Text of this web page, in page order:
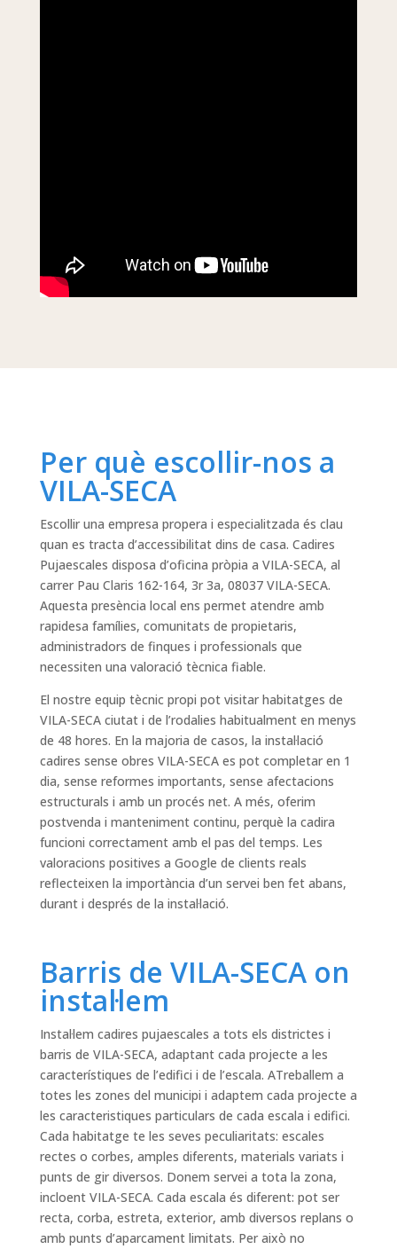
Per què escollir-nos a
VILA-SECA
Escollir una empresa propera i especialitzada és clau
quan es tracta d’accessibilitat dins de casa. Cadires
Pujaescales disposa d’oficina pròpia a VILA-SECA, al
carrer Pau Claris 162-164, 3r 3a, 08037 VILA-SECA.
Aquesta presència local ens permet atendre amb
rapidesa famílies, comunitats de propietaris,
administradors de finques i professionals que
necessiten una valoració tècnica fiable.
El nostre equip tècnic propi pot visitar habitatges de
VILA-SECA ciutat i de l’rodalies habitualment en menys
de 48 hores. En la majoria de casos, la instal·lació
cadires sense obres VILA-SECA es pot completar en 1
dia, sense reformes importants, sense afectacions
estructurals i amb un procés net. A més, oferim
postvenda i manteniment continu, perquè la cadira
funcioni correctament amb el pas del temps. Les
valoracions positives a Google de clients reals
reflecteixen la importància d’un servei ben fet abans,
durant i després de la instal·lació.
Barris de VILA-SECA on
instal·lem
Instal·lem cadires pujaescales a tots els districtes i
barris de VILA-SECA, adaptant cada projecte a les
característiques de l’edifici i de l’escala. ATreballem a
totes les zones del municipi i adaptem cada projecte a
les caracteristiques particulars de cada escala i edifici.
Cada habitatge te les seves peculiaritats: escales
rectes o corbes, amples diferents, materials variats i
punts de gir diversos. Donem servei a tota la zona,
incloent VILA-SECA. Cada escala és diferent: pot ser
recta, corba, estreta, exterior, amb diversos replans o
amb punts d’aparcament limitats. Per això no